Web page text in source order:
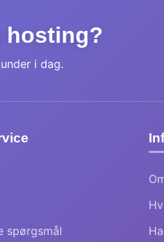
hosting?
i dag.
spørgsmål